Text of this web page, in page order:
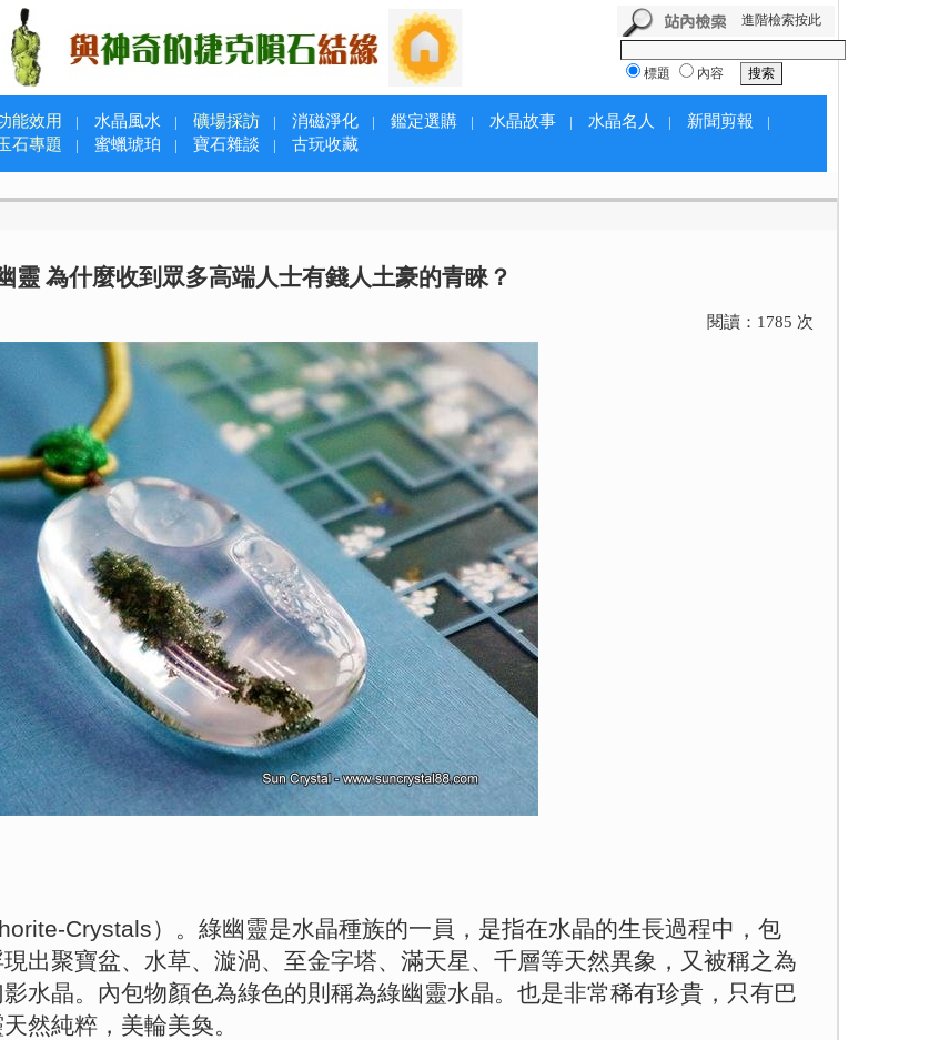
進階檢索按此
標題 內容
能效用 | 水晶風水 | 礦場採訪 | 消磁淨化 | 鑑定選購 | 水晶故事 | 水晶名人 | 新聞剪報 |
石專題 | 蜜蠟琥珀 | 寶石雜談 | 古玩收藏
為什麼收到眾多高端人士有錢人土豪的青睞？
閱讀： 1785 次
Crystals）。綠幽靈是水晶種族的一員，是指在水晶的生長過程中，包
出聚寶盆、水草、漩渦、至金字塔、滿天星、千層等天然異象，又被稱之為
水晶。內包物顏色為綠色的則稱為綠幽靈水晶。也是非常稀有珍貴，只有巴
然純粹，美輪美奐。